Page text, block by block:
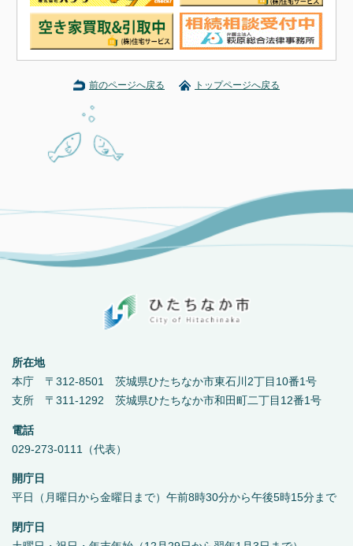
前のページへ戻る トップページへ戻る
所在地
本庁 〒312-8501 茨城県ひたちなか市東石川2丁目10番1号
支所 〒311-1292 茨城県ひたちなか市和田町二丁目12番1号
電話
029-273-0111（代表）
開庁日
平日（月曜日から金曜日まで）午前8時30分から午後5時15分まで
閉庁日